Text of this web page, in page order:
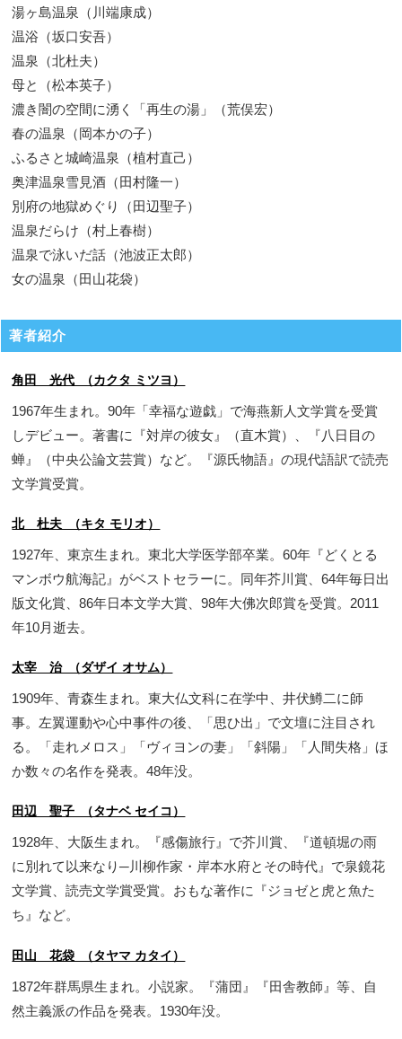
湯ヶ島温泉（川端康成）
温浴（坂口安吾）
温泉（北杜夫）
母と（松本英子）
濃き闇の空間に湧く「再生の湯」（荒俣宏）
春の温泉（岡本かの子）
ふるさと城崎温泉（植村直己）
奥津温泉雪見酒（田村隆一）
別府の地獄めぐり（田辺聖子）
温泉だらけ（村上春樹）
温泉で泳いだ話（池波正太郎）
女の温泉（田山花袋）
著者紹介
角田 光代 （カクタ ミツヨ）
1967年生まれ。90年「幸福な遊戯」で海燕新人文学賞を受賞
しデビュー。著書に『対岸の彼女』（直木賞）、『八日目の
蝉』（中央公論文芸賞）など。『源氏物語』の現代語訳で読売
文学賞受賞。
北 杜夫 （キタ モリオ）
1927年、東京生まれ。東北大学医学部卒業。60年『どくとる
マンボウ航海記』がベストセラーに。同年芥川賞、64年毎日出
版文化賞、86年日本文学大賞、98年大佛次郎賞を受賞。2011
年10月逝去。
太宰 治 （ダザイ オサム）
1909年、青森生まれ。東大仏文科に在学中、井伏鱒二に師
事。左翼運動や心中事件の後、「思ひ出」で文壇に注目され
る。「走れメロス」「ヴィヨンの妻」「斜陽」「人間失格」ほ
か数々の名作を発表。48年没。
田辺 聖子 （タナベ セイコ）
1928年、大阪生まれ。『感傷旅行』で芥川賞、『道頓堀の雨
に別れて以来なり─川柳作家・岸本水府とその時代』で泉鏡花
文学賞、読売文学賞受賞。おもな著作に『ジョゼと虎と魚た
ち』など。
田山 花袋 （タヤマ カタイ）
1872年群馬県生まれ。小説家。『蒲団』『田舎教師』等、自
然主義派の作品を発表。1930年没。